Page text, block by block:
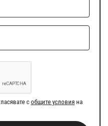
собщите условия на